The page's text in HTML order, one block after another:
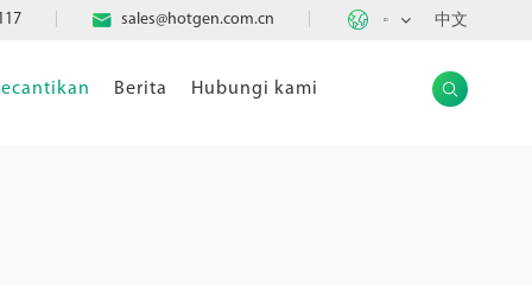
 sales@hotgen.com.cn  ID 中文
Berita Hubungi kami 